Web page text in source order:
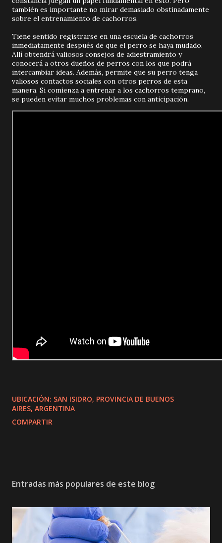
también es importante no mirar demasiado obstinadamente
sobre el entrenamiento de cachorros.
Tiene sentido registrarse en una escuela de cachorros
inmediatamente después de que el perro se haya mudado.
Allí obtendrá valiosos consejos de adiestramiento y
conocerá a otros dueños de perros con los que podrá
intercambiar ideas. Además, permite que su perro tenga
valiosos contactos sociales con otros perros de esta
manera. Si comienza a entrenar a los cachorros temprano,
se pueden evitar muchos problemas con anticipación.
UBICACIÓN: SAN ISIDRO, PROVINCIA DE BUENOS
AIRES, ARGENTINA
COMPARTIR
Entradas más populares de este blog